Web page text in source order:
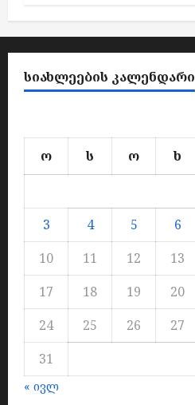
ᲡᲘᲐᲮᲚᲔᲔᲑᲘᲡ ᲙᲐᲚᲔᲜᲓᲐᲠᲘ
ო ს ო ხ
3
4 5 6
10
11 12 13
17
18 19 20
24
25 26 27
31
« ივლ